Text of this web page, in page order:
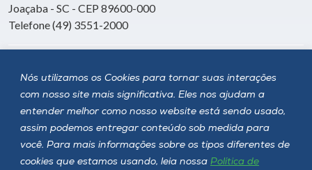
Nós utilizamos os Cookies para tornar suas interações
com nosso site mais significativa. Eles nos ajudam a
entender melhor como nosso website está sendo usado,
assim podemos entregar conteúdo sob medida para
você. Para mais informações sobre os tipos diferentes de
cookies que estamos usando, leia nossa Política de
Joaçaba - SC - CEP 89600-000
Telefone (49) 3551-2000
Siga a Unoesc